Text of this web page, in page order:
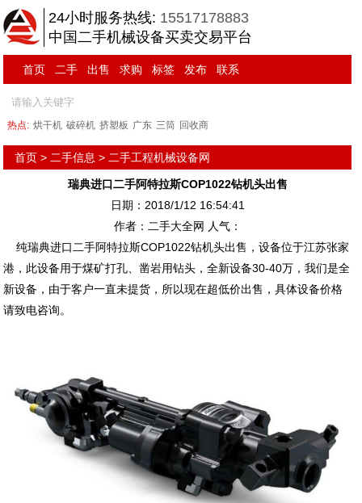
24小时服务热线: 15517178883
中国二手机械设备买卖交易平台
首页 二手 出售 求购 标签 发布 联系
热点: 烘干机 破碎机 挤塑板 广东 三筒 回收商
首页 > 二手信息 > 二手工程机械设备网
瑞典进口二手阿特拉斯COP1022钻机头出售
日期：2018/1/12 16:54:41
作者：二手大全网 人气：
纯瑞典进口二手阿特拉斯COP1022钻机头出售，设备位于江苏张家
港，此设备用于煤矿打孔、凿岩用钻头，全新设备30-40万，我们是全
新设备，由于客户一直未提货，所以现在超低价出售，具体设备价格
请致电咨询。